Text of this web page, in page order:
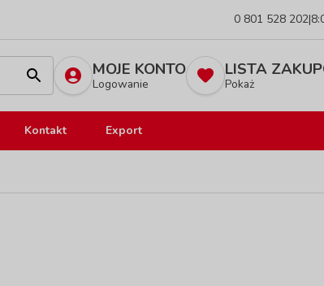
0 801 528 202|
MOJE KONTO
Logowanie
LISTA
Pokaż
Kontakt Export